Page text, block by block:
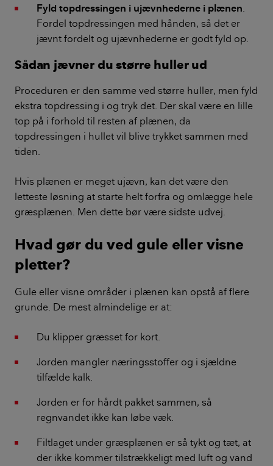
Fyld topdressingen i ujævnhederne i plænen.
Fordel topdressingen med hånden, så det er
jævnt fordelt og ujævnhederne er godt fyld op.
Sådan jævner du større huller ud
Proceduren er den samme ved større huller, men fyld
ekstra topdressing i og tryk det. Der skal være en lille
top på i forhold til resten af plænen, da
topdressingen i hullet vil blive trykket sammen med
tiden.
Hvis plænen er meget ujævn, kan det være den
letteste løsning at starte helt forfra og omlægge hele
græsplænen. Men dette bør være sidste udvej.
Hvad gør du ved gule eller visne
pletter?
Gule eller visne områder i plænen kan opstå af flere
grunde. De mest almindelige er at:
Du klipper græsset for kort.
Jorden mangler næringsstoffer og i sjældne
tilfælde kalk.
Jorden er for hårdt pakket sammen, så
regnvandet ikke kan løbe væk.
Filtlaget under græsplænen er så tykt og tæt, at
der ikke kommer tilstrækkeligt med luft og vand